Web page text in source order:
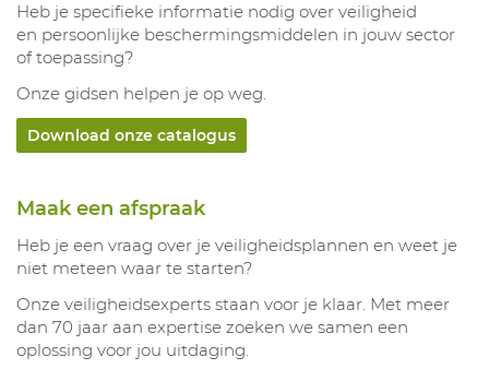
Heb je specifieke informatie nodig over veiligheid
en persoonlijke beschermingsmiddelen in jouw sector
of toepassing?
Onze gidsen helpen je op weg.
Download onze catalogus
Maak een afspraak
Heb je een vraag over je veiligheidsplannen en weet je
niet meteen waar te starten?
Onze veiligheidsexperts staan voor je klaar. Met meer
dan 70 jaar aan expertise zoeken we samen een
oplossing voor jou uitdaging.